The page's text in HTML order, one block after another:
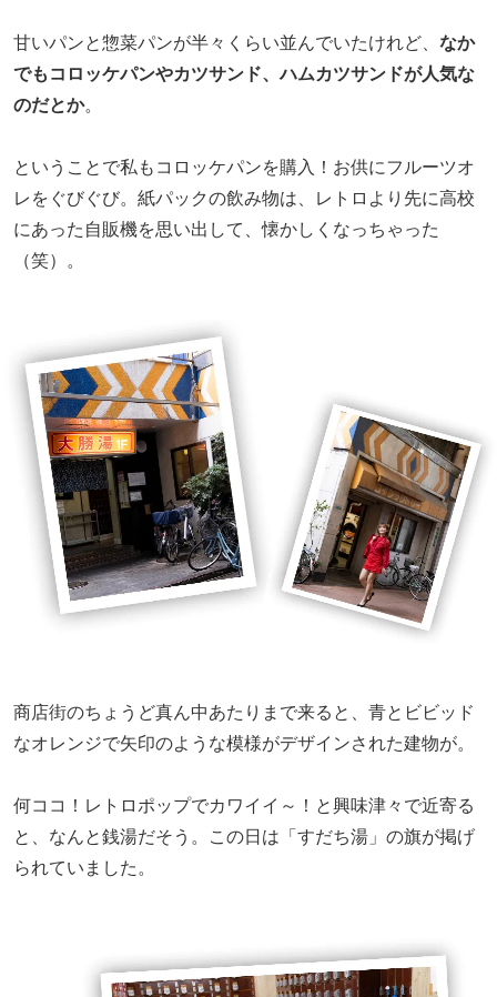
甘いパンと惣菜パンが半々くらい並んでいたけれど、 なか
でもコロッケパンやカツサンド、ハムカツサンドが人気な
のだとか。
ということで私もコロッケパンを購入！お供にフルーツオ
レをぐびぐび。紙パックの飲み物は、レトロより先に高校
にあった自販機を思い出して、懐かしくなっちゃった
（笑）。
商店街のちょうど真ん中あたりまで来ると、青とビビッド
なオレンジで矢印のような模様がデザインされた建物が。
何ココ！レトロポップでカワイイ～！と興味津々で近寄る
と、なんと銭湯だそう。この日は「すだち湯」の旗が掲げ
られていました。